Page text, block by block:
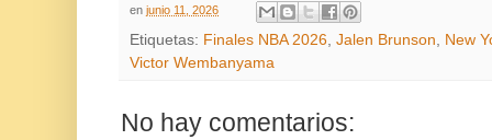
en junio 11, 2026
Etiquetas: Finales NBA 2026 Jalen Brunson
New
Victor Wembanyama
No hay comentarios: